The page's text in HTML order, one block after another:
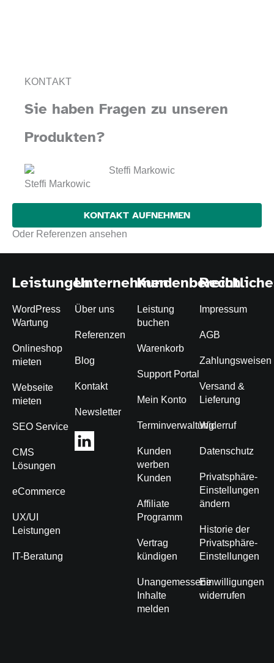
KONTAKT
Sie haben Fragen zu unseren
Produkten?
Steffi Markowic
KONTAKT AUFNEHMEN
Oder Referenzen ansehen
Leistungen
WordPress
Wartung
Onlineshop
mieten
Webseite
mieten
SEO Service
CMS
Lösungen
eCommerce
UX/UI
Leistungen
IT-Beratung
Unternehmen
Über uns
Referenzen
Blog
Kontakt
Newsletter
Kundenbereich
Leistung
buchen
Warenkorb
Support Portal
Mein Konto
Terminverwaltung
Kunden
werben
Kunden
Affiliate
Programm
Vertrag
kündigen
Unangemessene
Inhalte
melden
Impressum
AGB
Zahlungsweisen
Versand &
Lieferung
Widerruf
Datenschutz
Privatsphäre-
Einstellungen
ändern
Historie der
Privatsphäre-
Einstellungen
Einwilligungen
widerrufen